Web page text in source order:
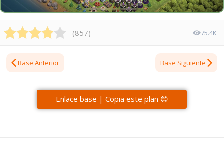
(857) 75.4K
Base Anterior Base Siguiente
Enlace base | Copia este plan 😊